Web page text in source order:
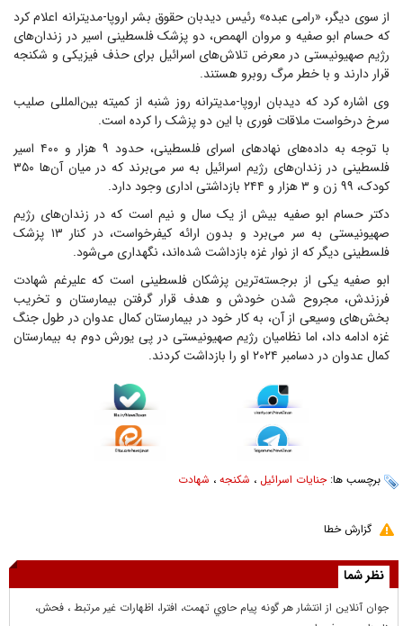
از سوی دیگر، «رامی عبده» رئیس دیدبان حقوق بشر اروپا-مدیترانه اعلام کرد
که حسام ابو صفیه و مروان الهمص، دو پزشک فلسطینی اسیر در زندان‌های
رژیم صهیونیستی در معرض تلاش‌های اسرائیل برای حذف فیزیکی و شکنجه
قرار دارند و با خطر مرگ روبرو هستند.
وی اشاره کرد که دیدبان اروپا-مدیترانه روز شنبه از کمیته بین‌المللی صلیب
سرخ درخواست ملاقات فوری با این دو پزشک را کرده است.
با توجه به داده‌های نهادهای اسرای فلسطینی، حدود ۹ هزار و ۴۰۰ اسیر
فلسطینی در زندان‌های رژیم اسرائیل به سر می‌برند که در میان آن‌ها ۳۵۰
کودک، ۹۹ زن و ۳ هزار و ۲۴۴ بازداشتی اداری وجود دارد.
دکتر حسام ابو صفیه بیش از یک سال و نیم است که در زندان‌های رژیم
صهیونیستی به سر می‌برد و بدون ارائه کیفرخواست، در کنار ۱۳ پزشک
فلسطینی دیگر که از نوار غزه بازداشت شده‌اند، نگهداری می‌شود.
ابو صفیه یکی از برجسته‌ترین پزشکان فلسطینی است که علیرغم شهادت
فرزندش، مجروح شدن خودش و هدف قرار گرفتن بیمارستان و تخریب
بخش‌های وسیعی از آن، به کار خود در بیمارستان کمال عدوان در طول جنگ
غزه ادامه داد، اما نظامیان رژیم صهیونیستی در پی یورش دوم به بیمارستان
کمال عدوان در دسامبر ۲۰۲۴ او را بازداشت کردند.
برچسب ها:جنایات اسرائیل ، شکنجه ، شهادت
گزارش خطا
نظر شما
جوان آنلاين از انتشار هر گونه پيام حاوي تهمت، افترا، اظهارات غير مرتبط ، فحش،